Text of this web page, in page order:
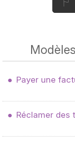
Payer une
Réclamer des